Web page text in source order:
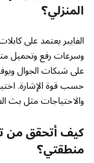
المنزلي؟
الفايبر يعتمد على
على شبكات الجوال
حسب قوة الإشارة.
والاحتياجات مثل بث
كيف أتحقق من
منطقتي؟